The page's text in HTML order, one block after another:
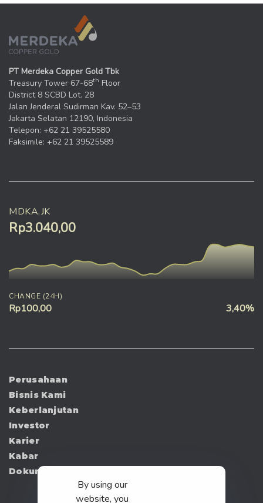
PT Merdeka Copper Gold Tbk
Treasury Tower 67-68th Floor
District 8 SCBD Lot. 28
Jalan Jenderal Sudirman Kav. 52–53
Jakarta Selatan 12190, Indonesia
Telepon: +62 21 39525580
Faksimile: +62 21 39525589
MDKA.JK
Rp3.040,00
CHANGE (24H)
Rp100,00 3,40%
Perusahaan
Bisnis Kami
Keberlanjutan
Investor
Karier
Kabar
Dokumen
By using our
website, you